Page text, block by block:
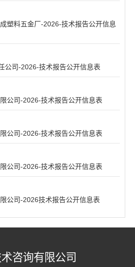
塑料五金厂-2026-技术报告公开信息
公司-2026-技术报告公开信息表
公司-2026-技术报告公开信息表
公司-2026-技术报告公开信息表
公司-2026-技术报告公开信息表
公司-2026技术报告公开信息表
咨询有限公司